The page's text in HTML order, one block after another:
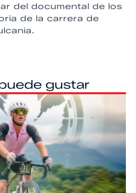
del documental de los
de la carrera de
gustar